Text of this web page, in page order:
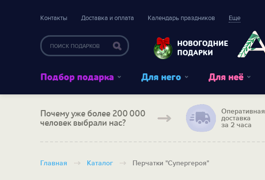
Контакты Доставка и оплата Календарь праздников Еще
НОВОГОДНИЕ
ПОДАРКИ
Подбор подарка Для него Для неё
Почему уже более 200 000
человек выбрали нас?
Оперативная
доставка
за 2 часа
Главная Каталог Перчатки "Супергероя"